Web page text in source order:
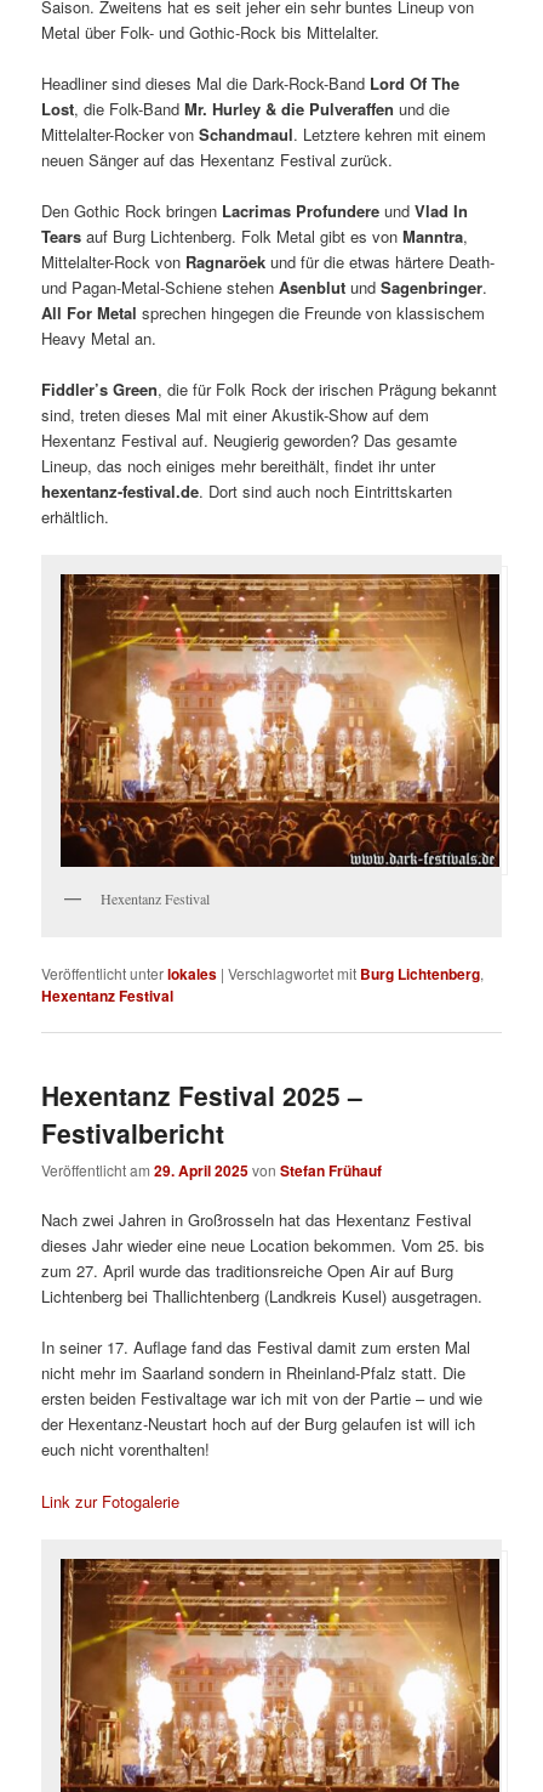
Saison. Zweitens hat es seit jeher ein sehr buntes Lineup von
Metal über Folk- und Gothic-Rock bis Mittelalter.
Headliner sind dieses Mal die Dark-Rock-Band Lord Of The
Lost, die Folk-BandMr. Hurley & die Pulveraffen und die
Mittelalter-Rocker vonSchandmaul. Letztere kehren mit einem
neuen Sänger auf das Hexentanz Festival zurück.
Den Gothic Rock bringen Lacrimas Profundere undVlad In
Tears auf Burg Lichtenberg. Folk Metal gibt es vonManntra,
Mittelalter-Rock von Ragnaröek und für die etwas härtere Death-
und Pagan-Metal-Schiene stehenAsenblut undSagenbringer.
All For Metal sprechen hingegen die Freunde von klassischem
Heavy Metal an.
Fiddler’s Green, die für Folk Rock der irischen Prägung bekannt
sind, treten dieses Mal mit einer Akustik-Show auf dem
Hexentanz Festival auf. Neugierig geworden? Das gesamte
Lineup, das noch einiges mehr bereithält, findet ihr unter
hexentanz-festival.de. Dort sind auch noch Eintrittskarten
erhältlich.
Hexentanz Festival
Veröffentlicht unterlokales |Verschlagwortet mit Burg Lichtenberg,
Hexentanz Festival
Hexentanz Festival 2025 –
Festivalbericht
Veröffentlicht am29. April 2025vonStefan Frühauf
Nach zwei Jahren in Großrosseln hat das Hexentanz Festival
dieses Jahr wieder eine neue Location bekommen. Vom 25. bis
zum 27. April wurde das traditionsreiche Open Air auf Burg
Lichtenberg bei Thallichtenberg (Landkreis Kusel) ausgetragen.
In seiner 17. Auflage fand das Festival damit zum ersten Mal
nicht mehr im Saarland sondern in Rheinland-Pfalz statt. Die
ersten beiden Festivaltage war ich mit von der Partie – und wie
der Hexentanz-Neustart hoch auf der Burg gelaufen ist will ich
euch nicht vorenthalten!
Link zur Fotogalerie